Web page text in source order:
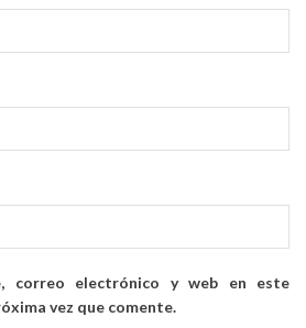
correo electrónico y web en este
vez que comente.